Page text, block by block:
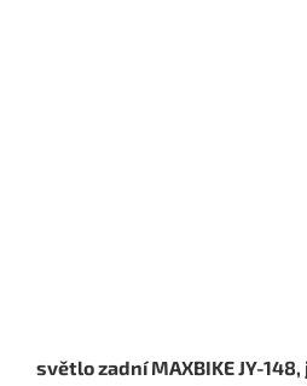
světlo zadní MAXBIKE JY-